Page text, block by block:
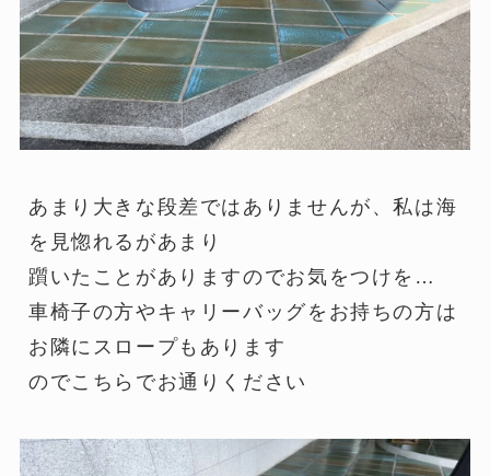
あまり大きな段差ではありませんが、私は海
を見惚れるがあまり
躓いたことがありますのでお気をつけを…
車椅子の方やキャリーバッグをお持ちの方は
お隣にスロープもあります
のでこちらでお通りください